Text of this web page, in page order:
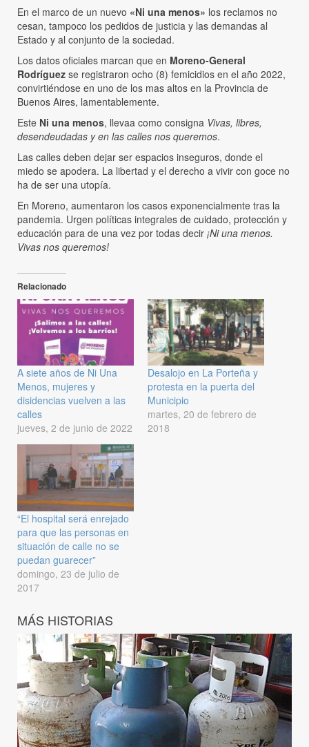
En el marco de un nuevo «Ni una menos» los reclamos no
cesan, tampoco los pedidos de justicia y las demandas al
Estado y al conjunto de la sociedad.
Los datos oficiales marcan que en Moreno-General
Rodríguez se registraron ocho (8) femicidios en el año 2022,
convirtiéndose en uno de los mas altos en la Provincia de
Buenos Aires, lamentablemente.
Este Ni una menos, llevaa como consigna Vivas, libres,
desendeudadas y en las calles nos queremos.
Las calles deben dejar ser espacios inseguros, donde el
miedo se apodera. La libertad y el derecho a vivir con goce no
ha de ser una utopía.
En Moreno, aumentaron los casos exponencialmente tras la
pandemia. Urgen políticas integrales de cuidado, protección y
educación para de una vez por todas decir ¡Ni una menos.
Vivas nos queremos!
Relacionado
A siete años de Ni Una
Menos, mujeres y
disidencias vuelven a las
calles
jueves, 2 de junio de 2022
Desalojo en La Porteña y
protesta en la puerta del
Municipio
martes, 20 de febrero de
2018
“El hospital será enrejado
para que las personas en
situación de calle no se
puedan guarecer”
domingo, 23 de julio de
2017
MÁS HISTORIAS